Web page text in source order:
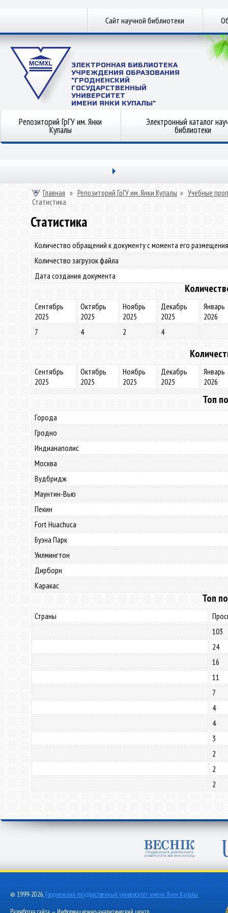
Сайт научной библиотеки
ЭЛЕКТРОННАЯ БИБЛИОТЕКА
УЧРЕЖДЕНИЯ ОБРАЗОВАНИЯ
"ГРОДНЕНСКИЙ
ГОСУДАРСТВЕННЫЙ
УНИВЕРСИТЕТ
ИМЕНИ ЯНКИ КУПАЛЫ"
Репозиторий ГрГУ им. Янки
Купалы
Электронный каталог
библиотеки
Главная » Репозиторий ГрГУ им. Янки Купалы » Учебные
Статистика
Статистика
Количество обращений к документу с момента его
Количество загрузок файла
Дата создания документа
Сентябрь
2025
Октябрь
2025
Ноябрь
2025
Декабрь
2025
Январь
2026
7
4 2 4
Сентябрь
2025
Октябрь
2025
Ноябрь
2025
Декабрь
2025
Январь
2026
Топ
Города
Гродно
Индианаполис
Москва
Вудбридж
Маунтин-Вью
Пекин
Fort Huachuca
Буэна Парк
Уилмингтон
Дирборн
Каракас
Топ
Страны
103
24
16
11
7
4
4
3
2
2
2
© 1999-2026, Гродненский государственный университет имени Янки Купалы